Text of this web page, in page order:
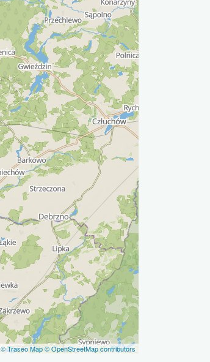
© Traseo Map© OpenStreetMap contributors